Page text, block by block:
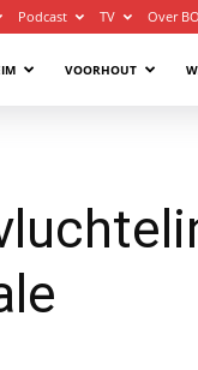
Podcast TV Over BO
VOORHOUT